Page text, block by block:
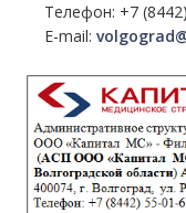
Телефон: +7
E-mail: